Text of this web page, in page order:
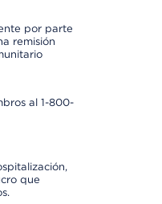
por parte
remisión
al 1-800-
que